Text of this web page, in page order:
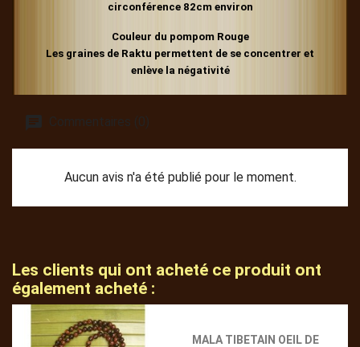
circonférence 82cm environ
Couleur du pompom Rouge
Les graines de Raktu permettent de se concentrer et
enlève la négativité
Commentaires (0)
Aucun avis n'a été publié pour le moment.
Les clients qui ont acheté ce produit ont
également acheté :
MALA TIBETAIN OEIL DE